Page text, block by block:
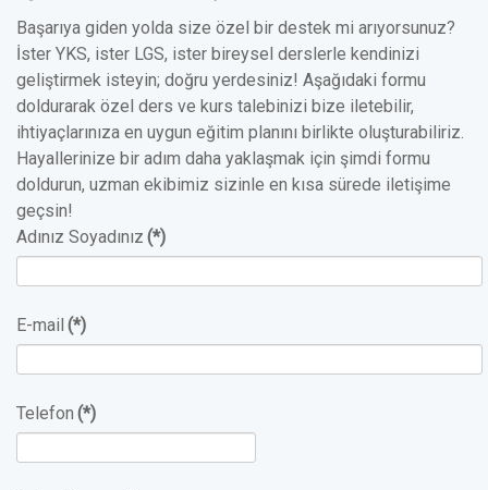
Başarıya giden yolda size özel bir destek mi arıyorsunuz?
İster YKS, ister LGS, ister bireysel derslerle kendinizi
geliştirmek isteyin; doğru yerdesiniz! Aşağıdaki formu
doldurarak özel ders ve kurs talebinizi bize iletebilir,
ihtiyaçlarınıza en uygun eğitim planını birlikte oluşturabiliriz.
Hayallerinize bir adım daha yaklaşmak için şimdi formu
doldurun, uzman ekibimiz sizinle en kısa sürede iletişime
geçsin!
Adınız Soyadınız (*)
E-mail (*)
Telefon (*)